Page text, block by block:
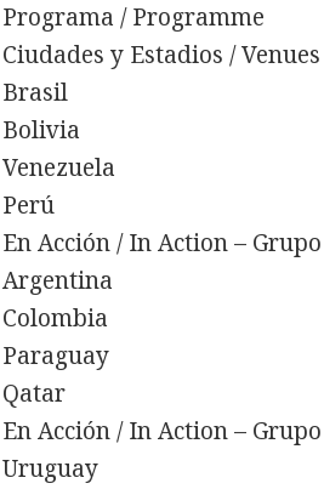
/ Programme
y Estadios /
Acción / In Action –
Acción / In Action –